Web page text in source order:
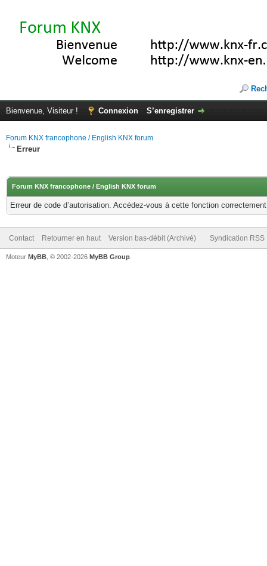
Bienvenue, Visiteur ! Connexion S’enregistrer
Forum KNX francophone / English KNX forum
Erreur
Forum KNX francophone / English KNX forum
Erreur de code d’autorisation. Accédez-vous à cette fonction
Contact Retourner en haut Version bas-débit (Archivé) Syndication RSS
Moteur MyBB , © 2002-2026 MyBB Group